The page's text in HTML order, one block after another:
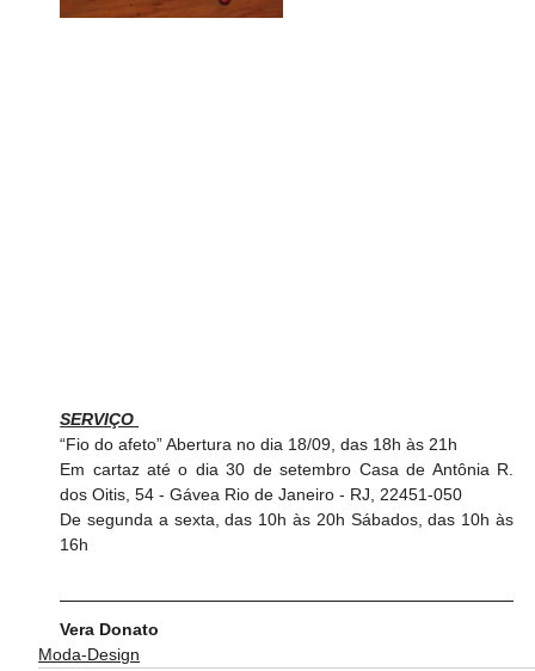
SERVIÇO
“Fio do afeto” Abertura no dia 18/09, das 18h às 21h
Em cartaz até o dia 30 de setembro Casa de Antônia R.
dos Oitis, 54 - Gávea Rio de Janeiro - RJ, 22451-050
De segunda a sexta, das 10h às 20h Sábados, das 10h às
16h
Moda-Design